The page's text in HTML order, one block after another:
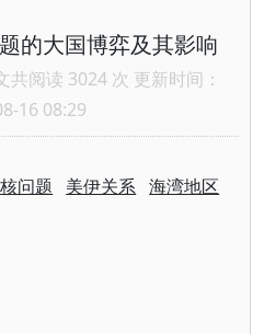
的大国博弈及其影响
共阅读 3024 次 更新时间：
16 08:29
问题 美伊关系 海湾地区